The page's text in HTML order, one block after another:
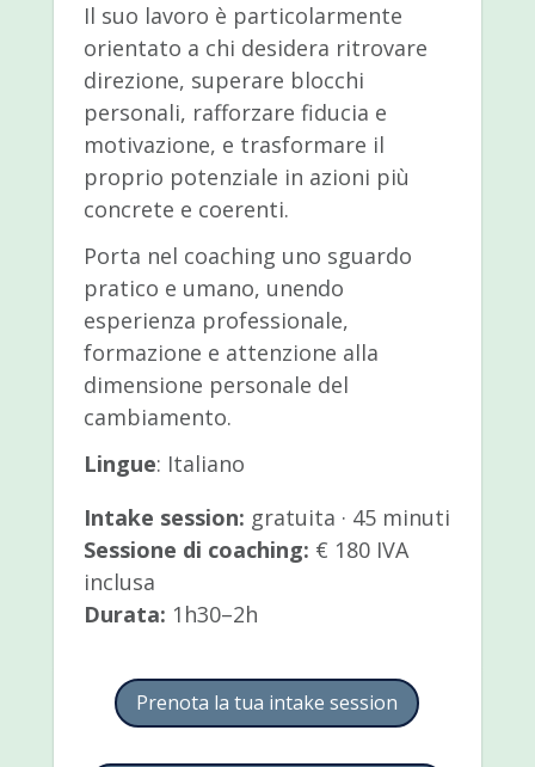
Il suo lavoro è particolarmente
orientato a chi desidera ritrovare
direzione, superare blocchi
personali, rafforzare fiducia e
motivazione, e trasformare il
proprio potenziale in azioni più
concrete e coerenti.
Porta nel coaching uno sguardo
pratico e umano, unendo
esperienza professionale,
formazione e attenzione alla
dimensione personale del
cambiamento.
Lingue: Italiano
Intake session: gratuita · 45 minuti
Sessione di coaching: € 180 IVA
inclusa
Durata: 1h30–2h
Prenota la tua intake session